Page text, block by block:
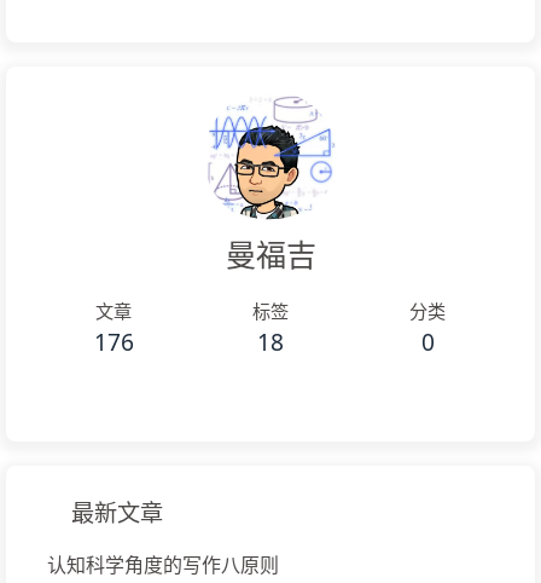
曼福吉
文章
176
标签
18
分类
0
最新文章
认知科学角度的写作八原则